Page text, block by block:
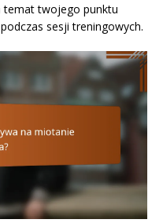
temat twojego punktu
sesji treningowych.